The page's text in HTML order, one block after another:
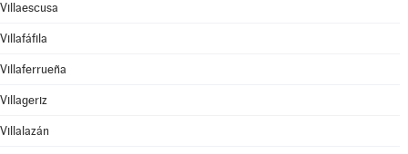
Villaescusa
Villafáfila
Villaferrueña
Villageriz
Villalazán